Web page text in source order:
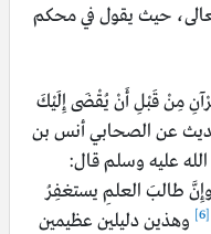
حيث يقول في محكم
مِنْ قَبْلِ أَنْ يُقْضَى إِلَيْكَ
عن الصحابي أنس بن
عليه وسلم قال:
طالبَ العلمِ يستغفِرُ
[6]
وهذين دليلين عظيمين